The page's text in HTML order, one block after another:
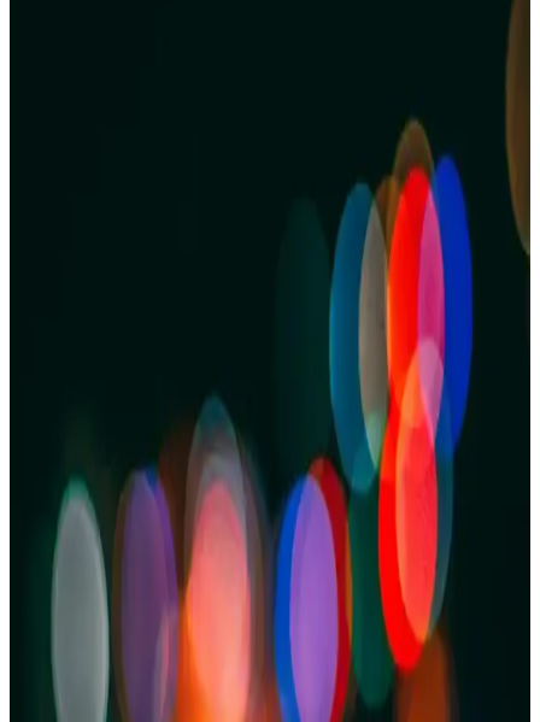
40 kişilik lise grubu için makarna miktarı, pişirme ve servis
yöntemleri detaylı şekilde ele alınmıştır. Doğru porsiyon, sıcak tutma
ve hijyen önlemleriyle besleyici yemek planlaması sunuluyor.
Ev Yapımı Makarna Sosunu Restoran Kalitesine
Yaklaştırmanın Yöntemleri ve İpuçları
Ev yapımı makarna soslarının restoran kalitesine ulaşması için
kaliteli malzeme seçimi, doğru pişirme teknikleri ve baharat dengesi
önemlidir. Uzun pişirme süresi ve uygun yağ kullanımı lezzeti artırır.
Evde Pratik ve Lezzetli Pesto Soslu Makarna Tarifi
Evde pesto soslu makarna yapımı, taze fesleğen ve kaliteli
malzemelerle hazırlanan pratik ve ekonomik bir yemektir. Adımlar
detaylı anlatılarak, lezzetli ve sağlıklı bir tarif sunuluyor.
Pesto Soslu Makarna Tarifi: Lezzetli ve Pratik Bir
İtalyan Yemeği
Fesleğen, parmesan ve fıstıkla hazırlanan pesto soslu makarna,
pratik ve lezzetli bir yemek seçeneği sunar. Taze malzemelerle evde
kolayca yapabilir, farklı tariflerle zenginleştirebilirsiniz.